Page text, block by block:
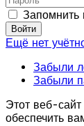
Запомнить
Войти
Ещё нет
Забыли
Забыли
Этот веб-
обеспечить